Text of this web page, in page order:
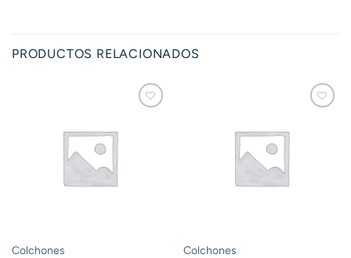
PRODUCTOS RELACIONADOS
Colchones Colchones